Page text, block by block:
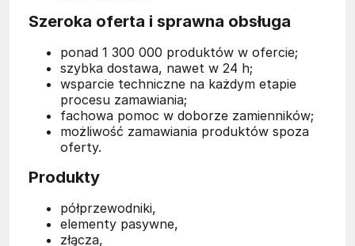
Szeroka oferta i sprawna obsługa
ponad 1 300 000 produktów w ofercie;
szybka dostawa, nawet w 24 h;
wsparcie techniczne na każdym etapie
procesu zamawiania;
fachowa pomoc w doborze zamienników;
możliwość zamawiania produktów spoza
oferty.
Produkty
półprzewodniki,
elementy pasywne,
złącza,